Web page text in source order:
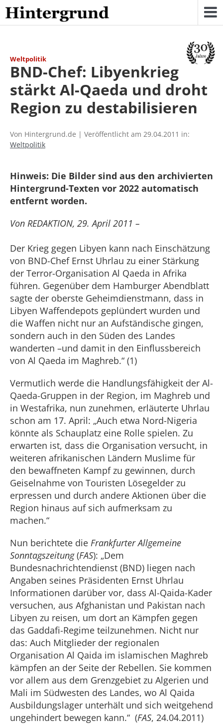
Skip
to
content
Weltpolitik
BND-Chef: Libyenkrieg
stärkt Al-Qaeda und droht
Region zu destabilisieren
Von Hintergrund.de | Veröffentlicht am 29.04.2011 in:
Weltpolitik
Hinweis: Die Bilder sind aus den archivierten
Hintergrund-Texten vor 2022 automatisch
entfernt worden.
Von REDAKTION, 29. April 2011 –
Der Krieg gegen Libyen kann nach Einschätzung
von BND-Chef Ernst Uhrlau zu einer Stärkung
der Terror-Organisation Al Qaeda in Afrika
führen. Gegenüber dem Hamburger Abendblatt
sagte der oberste Geheimdienstmann, dass in
Libyen Waffendepots geplündert wurden und
die Waffen nicht nur an Aufständische gingen,
sondern auch in den Süden des Landes
wanderten –und damit in den Einflussbereich
von Al Qaeda im Maghreb.“ (1)
Vermutlich werde die Handlungsfähigkeit der Al-
Qaeda-Gruppen in der Region, im Maghreb und
in Westafrika, nun zunehmen, erläuterte Uhrlau
schon am 17. April: „Auch etwa Nord-Nigeria
könnte als Schauplatz eine Rolle spielen. Zu
erwarten ist, dass die Organisation versucht, in
weiteren afrikanischen Ländern Muslime für
den bewaffneten Kampf zu gewinnen, durch
Geiselnahme von Touristen Lösegelder zu
erpressen und durch andere Aktionen über die
Region hinaus auf sich aufmerksam zu
machen.“
Nun berichtete die Frankfurter Allgemeine
Sonntagszeitung(FAS): „Dem
Bundesnachrichtendienst (BND) liegen nach
Angaben seines Präsidenten Ernst Uhrlau
Informationen darüber vor, dass Al-Qaida-Kader
versuchen, aus Afghanistan und Pakistan nach
Libyen zu reisen, um dort an Kämpfen gegen
das Gaddafi-Regime teilzunehmen. Nicht nur
das: Auch Mitglieder der regionalen
Organisation Al Qaida im islamischen Maghreb
kämpfen an der Seite der Rebellen. Sie kommen
vor allem aus dem Grenzgebiet zu Algerien und
Mali im Südwesten des Landes, wo Al Qaida
Ausbildungslager unterhält und sich weitgehend
ungehindert bewegen kann.“ (FAS, 24.04.2011)